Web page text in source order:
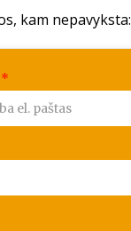
kam nepavyksta:
*